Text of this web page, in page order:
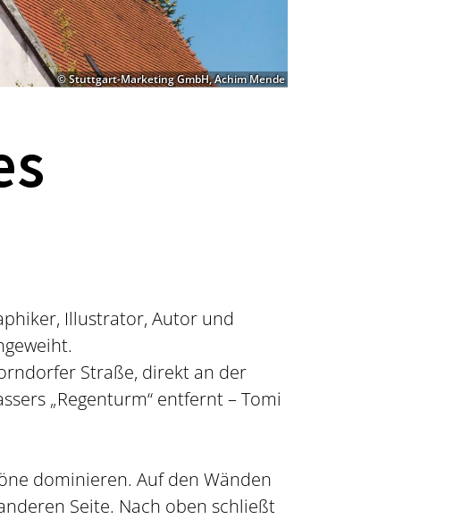
© Stuttgart-Marketing GmbH, Achim Mende
Illustrator, Autor und
Straße, direkt an der
„Regenturm“ entfernt – Tomi
dominieren. Auf den Wänden
Seite. Nach oben schließt